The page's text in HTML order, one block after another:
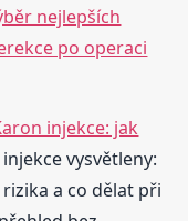
nejlepších
po operaci
injekce: jak
vysvětleny:
a co dělat při